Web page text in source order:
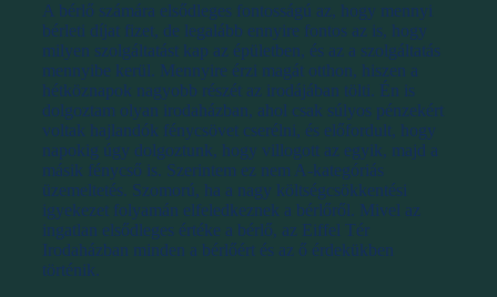
A bérlő számára elsődleges fontosságú az, hogy mennyi
bérleti díjat fizet, de legalább ennyire fontos az is, hogy
milyen szolgáltatást kap az épületben, és az a szolgáltatás
mennyibe kerül. Mennyire érzi magát otthon, hiszen a
hétköznapok nagyobb részét az irodájában tölti. Én is
dolgoztam olyan irodaházban, ahol csak súlyos pénzekért
voltak hajlandók fénycsövet cserélni, és előfordult, hogy
napokig úgy dolgoztunk, hogy villogott az egyik, majd a
másik fénycső is. Szerintem ez nem A-kategóriás
üzemeltetés. Szomorú, ha a nagy költségcsökkentési
igyekezet folyamán elfeledkeznek a bérlőről. Mivel az
ingatlan elsődleges értéke a bérlő, az Eiffel Tér
Irodaházban minden a bérlőért és az ő érdekükben
történik.